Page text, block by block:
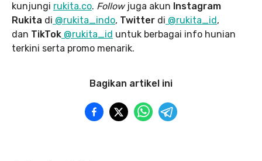
kunjungi rukita.co. Followjuga akun Instagram
Rukita di @rukita_indo, Twitter di @rukita_id,
dan TikTok @rukita_id untuk berbagai info hunian
terkini serta promo menarik.
Bagikan artikel ini